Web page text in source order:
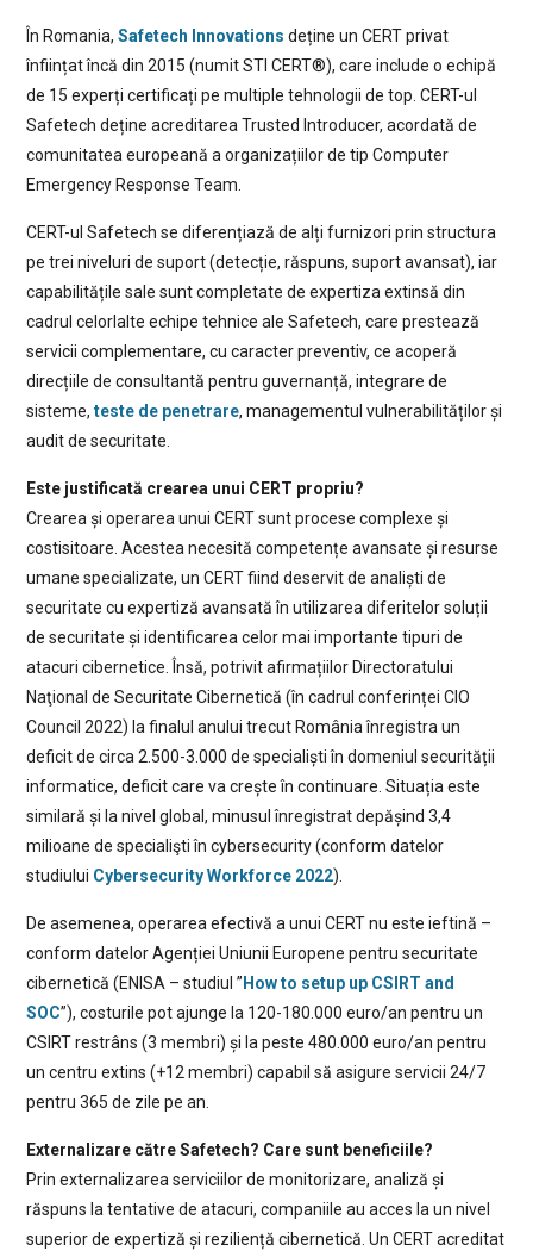
În Romania, Safetech Innovations deține un CERT privat
înființat încă din 2015 (numit STI CERT®), care include o echipă
de 15 experți certificați pe multiple tehnologii de top. CERT-ul
Safetech deține acreditarea Trusted Introducer, acordată de
comunitatea europeană a organizațiilor de tip Computer
Emergency Response Team.
CERT-ul Safetech se diferențiază de alți furnizori prin structura
pe trei niveluri de suport (detecție, răspuns, suport avansat), iar
capabilitățile sale sunt completate de expertiza extinsă din
cadrul celorlalte echipe tehnice ale Safetech, care prestează
servicii complementare, cu caracter preventiv, ce acoperă
direcțiile de consultantă pentru guvernanță, integrare de
sisteme, teste de penetrare, managementul vulnerabilităților și
audit de securitate.
Este justificată crearea unui CERT propriu?
Crearea și operarea unui CERT sunt procese complexe și
costisitoare. Acestea necesită competențe avansate și resurse
umane specializate, un CERT fiind deservit de analiști de
securitate cu expertiză avansată în utilizarea diferitelor soluții
de securitate și identificarea celor mai importante tipuri de
atacuri cibernetice. Însă, potrivit afirmațiilor Directoratului
Naţional de Securitate Cibernetică (în cadrul conferinței CIO
Council 2022) la finalul anului trecut România înregistra un
deficit de circa 2.500-3.000 de specialiști în domeniul securității
informatice, deficit care va crește în continuare. Situația este
similară și la nivel global, minusul înregistrat depășind 3,4
milioane de specialişti în cybersecurity (conform datelor
studiului Cybersecurity Workforce 2022).
De asemenea, operarea efectivă a unui CERT nu este ieftină –
conform datelor Agenției Uniunii Europene pentru securitate
cibernetică (ENISA – studiul ” How to setup up CSIRT and
SOC”), costurile pot ajunge la 120-180.000 euro/an pentru un
CSIRT restrâns (3 membri) și la peste 480.000 euro/an pentru
un centru extins (+12 membri) capabil să asigure servicii 24/7
pentru 365 de zile pe an.
Externalizare către Safetech? Care sunt beneficiile?
Prin externalizarea serviciilor de monitorizare, analiză și
răspuns la tentative de atacuri, companiile au acces la un nivel
superior de expertiză și reziliență cibernetică. Un CERT acreditat